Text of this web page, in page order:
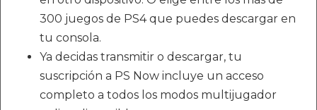
300 juegos de PS4 que puedes descargar en
tu consola.
Ya decidas transmitir o descargar, tu
suscripción a PS Now incluye un acceso
completo a todos los modos multijugador